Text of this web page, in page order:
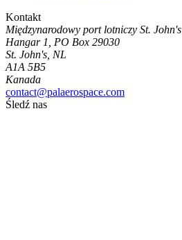
Kontakt
Międzynarodowy port lotniczy St. John's
Hangar 1, PO Box 29030
St. John's, NL
A1A 5B5
Kanada
contact@palaerospace.com
Śledź nas